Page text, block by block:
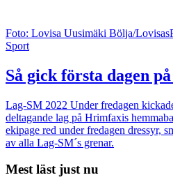
Foto: Lovisa Uusimäki Bölja/
Sport
Så gick första dagen
Lag-SM 2022 Under fredagen
deltagande lag på Hrimfaxis
ekipage red under fredagen dressyr,
av alla Lag-SM´s grenar.
Mest läst just nu